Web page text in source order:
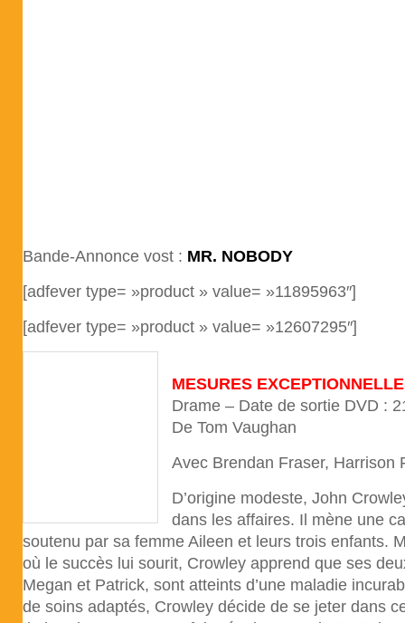
Bande-Annonce vost : MR. NOBODY
[adfever type= »product » value= »11895963″]
[adfever type= »product » value= »12607295″]
MESURES
Drame – Date de sortie DVD :
De Tom Vaughan
Avec Brendan Fraser,
D’origine modeste, John
dans les affaires. Il mène une
soutenu par sa femme Aileen et leurs trois enfants.
où le succès lui sourit, Crowley apprend que ses
Megan et Patrick, sont atteints d’une maladie
de soins adaptés, Crowley décide de se jeter dans